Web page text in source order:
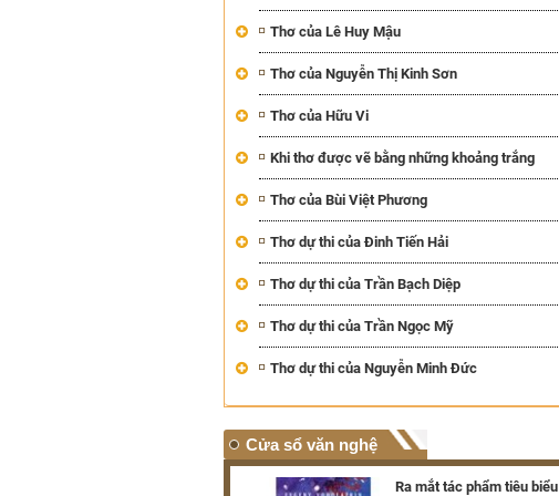
Thơ của Lê Huy Mậu
Thơ của Nguyễn Thị Kinh Sơn
Thơ của Hữu Vi
Khi thơ được vẽ bằng những khoảng trắng
Thơ của Bùi Việt Phương
Thơ dự thi của Đinh Tiến Hải
Thơ dự thi của Trần Bạch Diệp
Thơ dự thi của Trần Ngọc Mỹ
Thơ dự thi của Nguyễn Minh Đức
Cửa sổ văn nghệ
Ra mắt tác phẩm tiêu biểu